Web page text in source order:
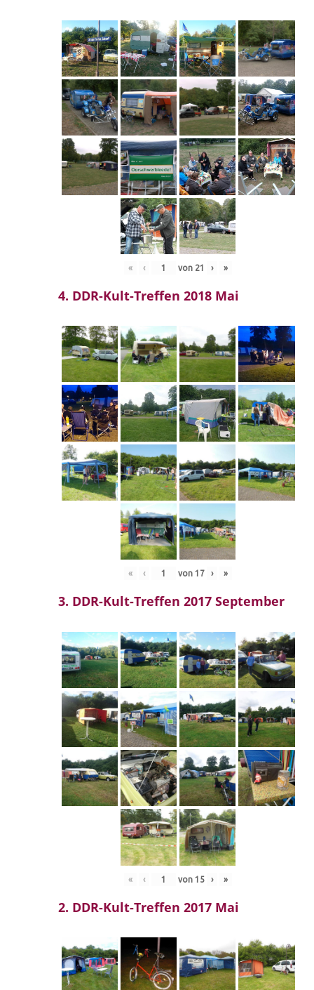
« ‹ von 21 › »
4. DDR-Kult-Treffen 2018 Mai
« ‹ von 17 › »
3. DDR-Kult-Treffen 2017 September
« ‹ von 15 › »
2. DDR-Kult-Treffen 2017 Mai